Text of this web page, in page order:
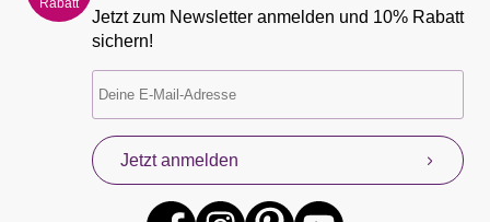
Jetzt zum Newsletter anmelden und 10% Rabatt
sichern!
Jetzt anmelden